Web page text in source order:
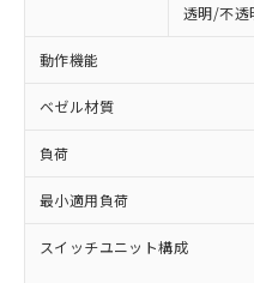
透明/不透
動作機能
ベゼル材質
負荷
最小適用負荷
スイッチユニット構成